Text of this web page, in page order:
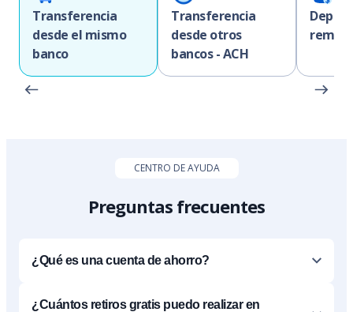
Transferencia
desde el mismo
banco
Transferencia
desde otros
bancos - ACH
CENTRO DE AYUDA
Preguntas frecuentes
¿Qué es una cuenta de ahorro?
¿Cuántos retiros gratis puedo realizar en